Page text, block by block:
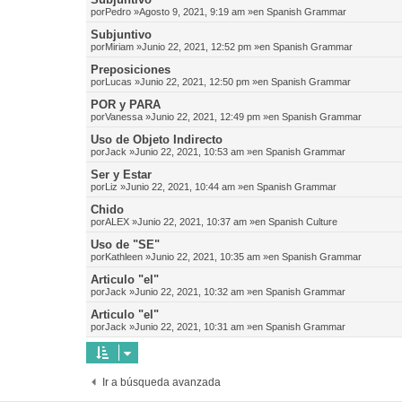
porPedro »Agosto 9, 2021, 9:19 am »en Spanish Grammar
Subjuntivo
porMiriam »Junio 22, 2021, 12:52 pm »en Spanish Grammar
Preposiciones
porLucas »Junio 22, 2021, 12:50 pm »en Spanish Grammar
POR y PARA
porVanessa »Junio 22, 2021, 12:49 pm »en Spanish Grammar
Uso de Objeto Indirecto
porJack »Junio 22, 2021, 10:53 am »en Spanish Grammar
Ser y Estar
porLiz »Junio 22, 2021, 10:44 am »en Spanish Grammar
Chido
porALEX »Junio 22, 2021, 10:37 am »en Spanish Culture
Uso de "SE"
porKathleen »Junio 22, 2021, 10:35 am »en Spanish Grammar
Articulo "el"
porJack »Junio 22, 2021, 10:32 am »en Spanish Grammar
Articulo "el"
porJack »Junio 22, 2021, 10:31 am »en Spanish Grammar
Ir a búsqueda avanzada